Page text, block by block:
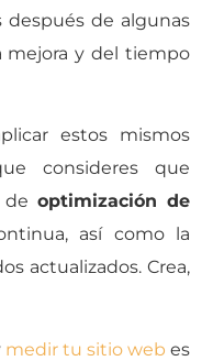
después de algunas
mejora y del tiempo
estos mismos
consideres que
deoptimización de
así como la
actualizados. Crea,
medir tu sitio web es